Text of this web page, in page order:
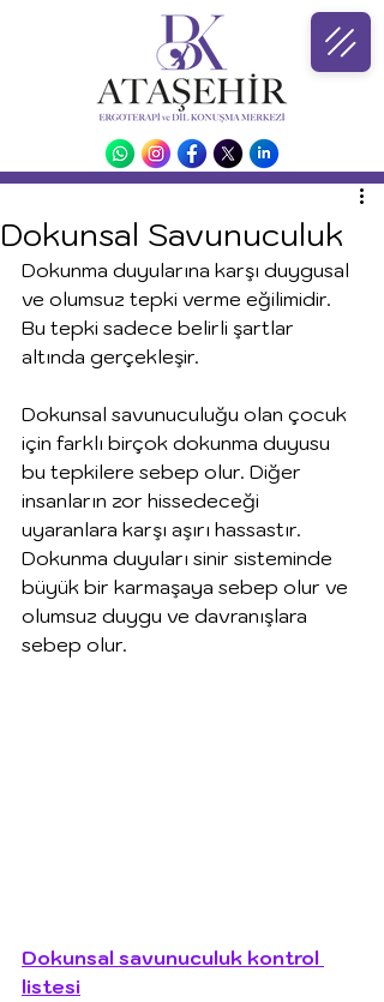
Dokunsal Savunuculuk
Dokunma duyularına karşı duygusal
ve olumsuz tepki verme eğilimidir.
Bu tepki sadece belirli şartlar
altında gerçekleşir.
Dokunsal savunuculuğu olan çocuk
için farklı birçok dokunma duyusu
bu tepkilere sebep olur. Diğer
insanların zor hissedeceği
uyaranlara karşı aşırı hassastır.
Dokunma duyuları sinir sisteminde
büyük bir karmaşaya sebep olur ve
olumsuz duygu ve davranışlara
sebep olur.
Dokunsal savunuculuk kontrol
listesi